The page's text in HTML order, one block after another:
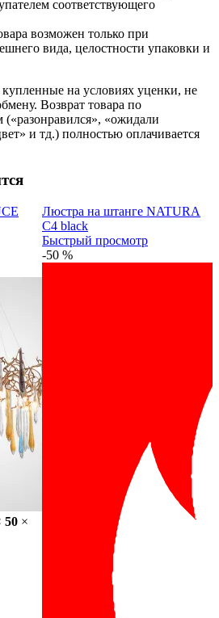
соответствующего
возможен только при
вида, целостности упаковки и
на условиях уценки, не
Возврат товара по
«ожидали
и тд.) полностью оплачивается
50 ×
Люстра на штанге NATURA
C4 black
Быстрый просмотр
-50 %